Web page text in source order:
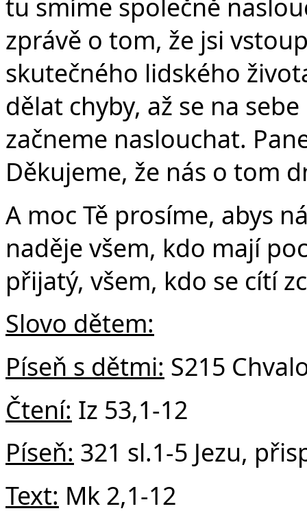
tu smíme společně
zprávě o tom, že jsi
skutečného lidského
dělat chyby, až se na
začneme naslouchat.
Děkujeme, že nás o tom
A moc Tě prosíme, abys
naděje všem, kdo mají
přijatý, všem, kdo se cítí
Slovo dětem:
Píseň s dětmi: S215
Čtení: Iz 53,1-12
Píseň: 321 sl.1-5 Jezu,
Text: Mk 2,1-12